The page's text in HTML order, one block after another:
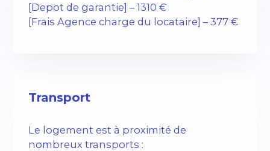
[Depot de garantie] – 1310 €
[Frais Agence charge du locataire] – 377 €
Transport
Le logement est à proximité de
nombreux transports :